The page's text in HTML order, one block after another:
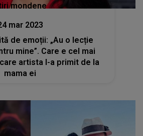
mondene
mar 2023
de emoții: „Au o lecție
mine”. Care e cel mai
artista l-a primit de la
mama ei